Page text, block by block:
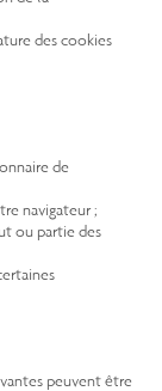
des cookies
de
navigateur ;
ou partie des
peuvent être